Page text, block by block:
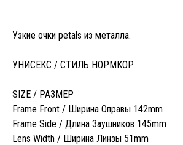
Узкие очки petals из металла.
УНИСЕКС / СТИЛЬ НОРМКОР
SIZE / РАЗМЕР
Frame Front / Ширина Оправы 142mm
Frame Side / Длина Заушников 145mm
Lens Width / Ширина Линзы 51mm